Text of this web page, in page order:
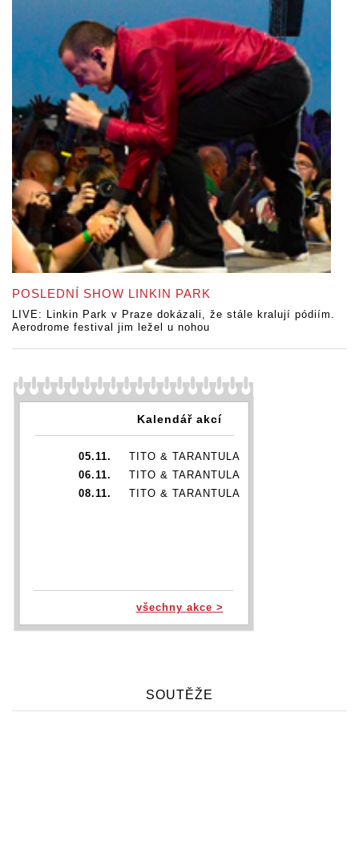
POSLEDNÍ SHOW LINKIN PARK
LIVE: Linkin Park v Praze dokázali, že stále kralují pódiím.
Aerodrome festival jim ležel u nohou
Kalendář akcí
05.11.
TITO & TARANTULA
06.11.
TITO & TARANTULA
08.11.
TITO & TARANTULA
všechny akce >
SOUTĚŽE